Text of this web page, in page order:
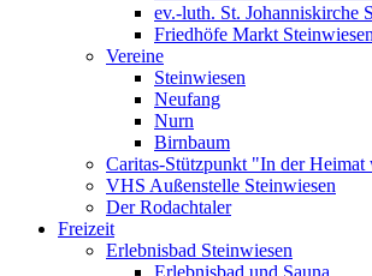
ev.-luth. St. Johanniskirche
Friedhöfe Markt Steinwiesen
Vereine
Steinwiesen
Neufang
Nurn
Birnbaum
Caritas-Stützpunkt "In der Heimat
VHS Außenstelle Steinwiesen
Der Rodachtaler
Freizeit
Erlebnisbad Steinwiesen
Erlebnisbad und Sauna